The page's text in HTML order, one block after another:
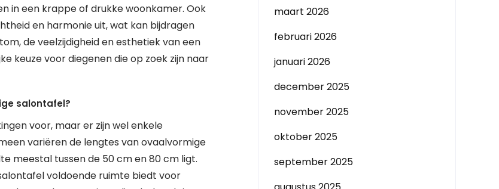
in een krappe of drukke woonkamer. Ook
en harmonie uit, wat kan bijdragen
de veelzijdigheid en esthetiek van een
keuze voor diegenen die op zoek zijn naar
salontafel?
voor, maar er zijn wel enkele
variëren de lengtes van ovaalvormige
meestal tussen de 50 cm en 80 cm ligt.
voldoende ruimte biedt voor
maart 2026
februari 2026
januari 2026
december 2025
november 2025
oktober 2025
september 2025